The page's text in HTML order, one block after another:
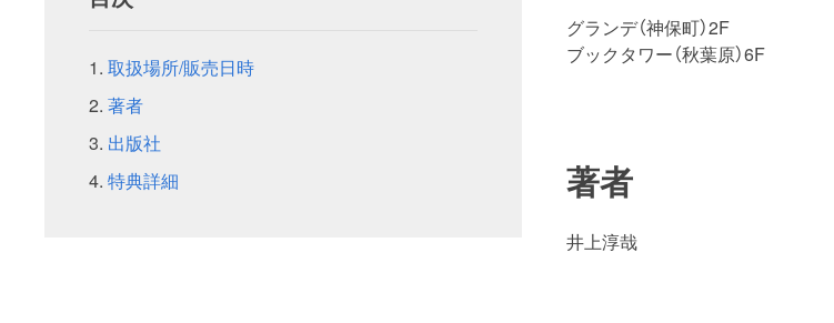
取扱場所/販売日時
著者
出版社
特典詳細
グランデ（神保町）2F
ブックタワー（秋葉原）6F
著者
井上淳哉